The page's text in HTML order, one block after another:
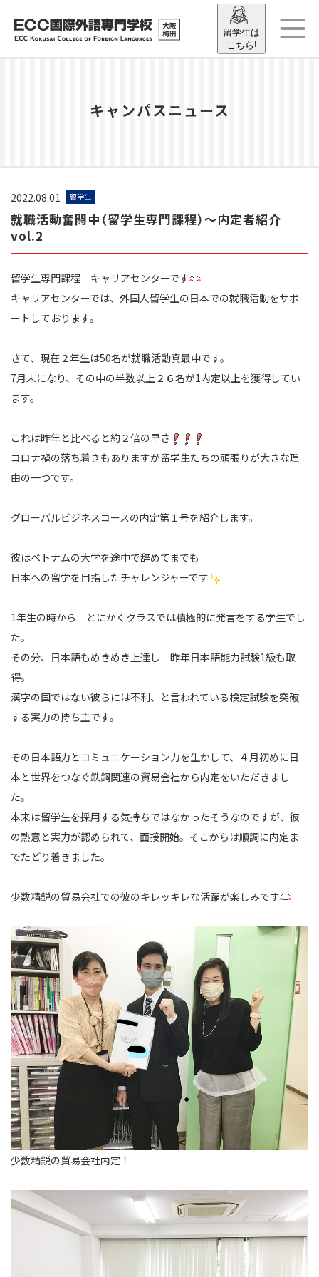
留学生は
こちら!
キャンパスニュース
2022.08.01 留学生
就職活動奮闘中（留学生専門課程）〜内定者紹介
vol.2
留学生専門課程 キャリアセンターです
キャリアセンターでは、外国人留学生の日本での就職活動をサポ
ートしております。
さて、現在２年生は50名が就職活動真最中です。
7月末になり、その中の半数以上２６名が1内定以上を獲得してい
ます。
これは昨年と比べると約２倍の早さ
コロナ禍の落ち着きもありますが留学生たちの頑張りが大きな理
由の一つです。
グローバルビジネスコースの内定第１号を紹介します。
彼はベトナムの大学を途中で辞めてまでも
日本への留学を目指したチャレンジャーです
1年生の時から とにかくクラスでは積極的に発言をする学生でし
た。
その分、日本語もめきめき上達し 昨年日本語能力試験1級も取
得。
漢字の国ではない彼らには不利、と言われている検定試験を突破
する実力の持ち主です。
その日本語力とコミュニケーション力を生かして、 ４月初めに日
本と世界をつなぐ鉄鋼関連の貿易会社から内定をいただきまし
た。
本来は留学生を採用する気持ちではなかったそうなのですが、 彼
の熱意と実力が認められて、面接開始。そこからは順調に内定ま
でたどり着きました。
少数精鋭の貿易会社での彼のキレッキレな活躍が楽しみです
少数精鋭の貿易会社内定！